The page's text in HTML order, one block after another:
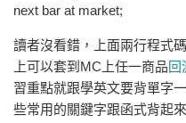
next bar at market;
讀者沒看錯，上面兩行程式
上可以套到MC上任一商品回
習重點就跟學英文要背單字
些常用的關鍵字跟函式背起來